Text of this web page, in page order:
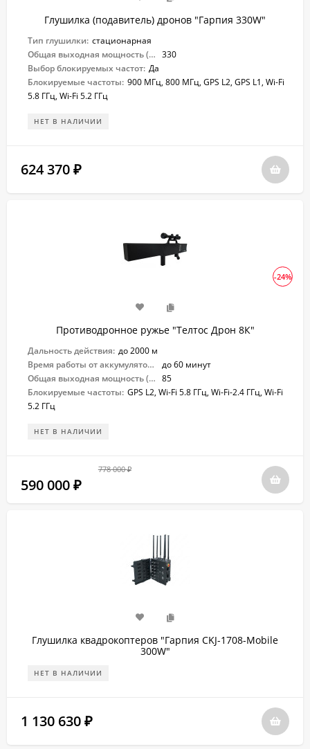
Глушилка (подавитель) дронов "Гарпия 330W"
Тип глушилки: стационарная
Общая выходная мощность (Вт): 330
Выбор блокируемых частот: Да
Блокируемые частоты: 900 МГц, 800 МГц, GPS L2, GPS L1, Wi-Fi
5.8 ГГц, Wi-Fi 5.2 ГГц
НЕТ В НАЛИЧИИ
624 370 ₽
-24%
Противодронное ружье "Телтос Дрон 8К"
Дальность действия: до 2000 м
Время работы от аккумулятора:
до 60 минут
Общая выходная мощность (Вт): 85
Блокируемые частоты: GPS L2, Wi-Fi 5.8 ГГц, Wi-Fi-2.4 ГГц, Wi-Fi
5.2 ГГц
НЕТ В НАЛИЧИИ
778 000₽
590 000 ₽
Глушилка квадрокоптеров "Гарпия CKJ-1708-Mobile
300W"
НЕТ В НАЛИЧИИ
1 130 630 ₽